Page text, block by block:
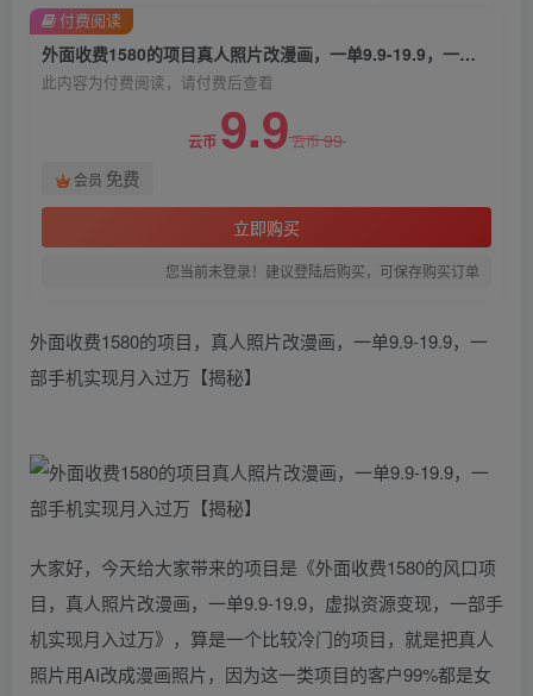
外面收费1580的项目真人照片改漫画，一单9.9-19.9，一部手机实现月入过万【揭秘】
此内容为付费阅读，请付费后查看
云币 9.9云币99
会员 免费
立即购买
您当前未登录！建议登陆后购买，可保存购买订单
付费阅读
外面收费1580的项目，真人照片改漫画，一单9.9-19.9，一
部手机实现月入过万【揭秘】
大家好，今天给大家带来的项目是《外面收费1580的风口项
目，真人照片改漫画，一单9.9-19.9，虚拟资源变现，一部手
机实现月入过万》，算是一个比较冷门的项目，就是把真人
照片用AI改成漫画照片，因为这一类项目的客户99%都是女